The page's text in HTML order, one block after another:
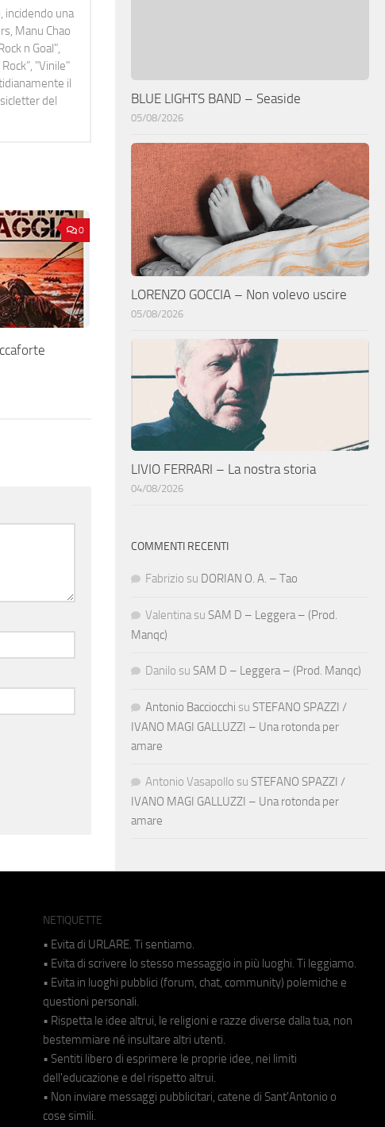
incidendo una
Manu Chao
n Goal",
"Vinile"
il
del
0
BLUE LIGHTS BAND – Seaside
05/08/2026
LORENZO GOCCIA – Non volevo uscire
05/08/2026
LIVIO FERRARI – La nostra storia
04/08/2026
COMMENTI RECENTI
Fabrizio su DORIAN O. A. – Tao
Valentina su SAM D – Leggera – (Prod.
Manqc)
Danilo su SAM D – Leggera – (Prod. Manqc)
Antonio Bacciocchi su STEFANO SPAZZI /
IVANO MAGI GALLUZZI – Una rotonda per
amare
Antonio Vasapollo su STEFANO SPAZZI /
IVANO MAGI GALLUZZI – Una rotonda per
amare
NETIQUETTE
• Evita di URLARE. Ti sentiamo.
• Evita di scrivere lo stesso messaggio in più luoghi. Ti leggiamo.
• Evita in luoghi pubblici (forum, chat, community) polemiche e
questioni personali.
• Rispetta le idee altrui, le religioni e razze diverse dalla tua, non
bestemmiare né insultare altri utenti.
• Sentiti libero di esprimere le proprie idee, nei limiti
dell'educazione e del rispetto altrui.
• Non inviare messaggi pubblicitari, catene di Sant'Antonio o
cose simili.